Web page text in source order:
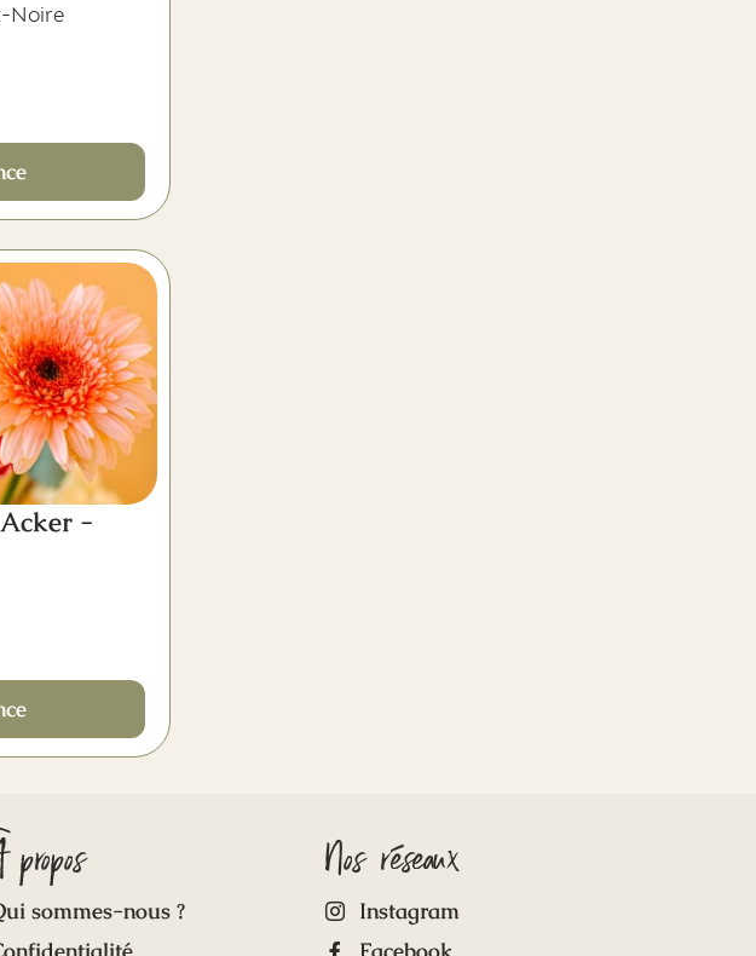
Noire
-
propos
sommes-nous ?
Nos réseaux
Instagram